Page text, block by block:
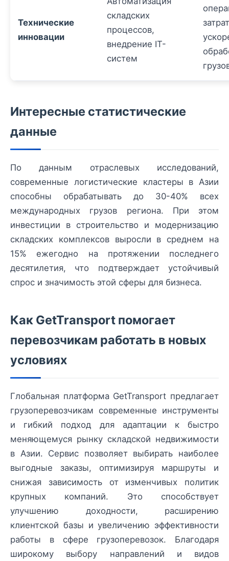
Технические
инновации
складских
процессов,
внедрение IT-
систем
Интересные статистические
данные
По данным отраслевых исследований,
современные логистические кластеры в Азии
способны обрабатывать до 30-40% всех
международных грузов региона. При этом
инвестиции в строительство и модернизацию
складских комплексов выросли в среднем на
15% ежегодно на протяжении последнего
десятилетия, что подтверждает устойчивый
спрос и значимость этой сферы для бизнеса.
Как GetTransport помогает
перевозчикам работать в новых
условиях
Глобальная платформа GetTransport предлагает
грузоперевозчикам современные инструменты
и гибкий подход для адаптации к быстро
меняющемуся рынку складской недвижимости
в Азии. Сервис позволяет выбирать наиболее
выгодные заказы, оптимизируя маршруты и
снижая зависимость от изменчивых политик
крупных компаний. Это способствует
улучшению доходности, расширению
клиентской базы и увеличению эффективности
работы в сфере грузоперевозок. Благодаря
широкому выбору направлений и видов